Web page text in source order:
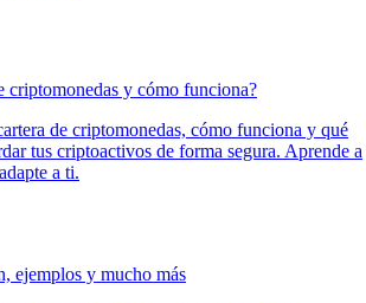
criptomonedas y cómo funciona?
de criptomonedas, cómo funciona y qué
tus criptoactivos de forma segura. Aprende a
a ti.
ejemplos y mucho más